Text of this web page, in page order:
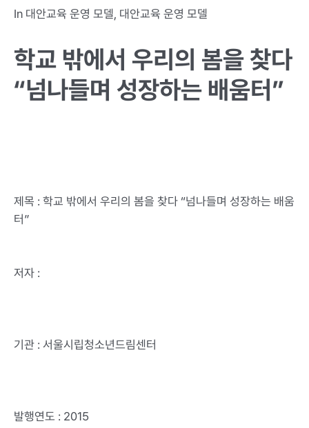
In 대안교육 운영 모델, 대안교육 운영 모델
학교 밖에서 우리의 봄을 찾다
“넘나들며 성장하는 배움터”
제목 : 학교 밖에서 우리의 봄을 찾다 “넘나들며 성장하는 배움
터”
저자 :
기관 : 서울시립청소년드림센터
발행연도 : 2015